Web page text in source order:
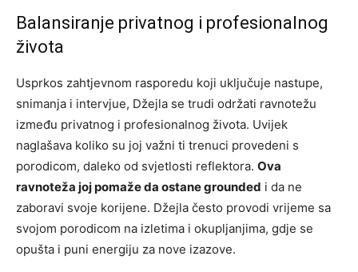
Balansiranje privatnog i profesionalnog
života
Usprkos zahtjevnom rasporedu koji uključuje nastupe,
snimanja i intervjue, Džejla se trudi održati ravnotežu
između privatnog i profesionalnog života. Uvijek
naglašava koliko su joj važni ti trenuci provedeni s
porodicom, daleko od svjetlosti reflektora. Ova
ravnoteža joj pomaže da ostane grounded i da ne
zaboravi svoje korijene. Džejla često provodi vrijeme sa
svojom porodicom na izletima i okupljanjima, gdje se
opušta i puni energiju za nove izazove.